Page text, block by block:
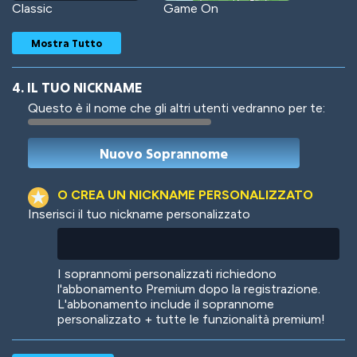
Classic Game On
Woof Jungle Cats
Mostra Tutto
4. IL TUO NICKNAME
Questo è il nome che gli altri utenti vedranno per te:
O CREA UN NICKNAME PERSONALIZZATO
Inserisci il tuo nickname personalizzato
I soprannomi personalizzati richiedono
l'abbonamento Premium dopo la registrazione.
L'abbonamento include il soprannome
personalizzato + tutte le funzionalità premium!